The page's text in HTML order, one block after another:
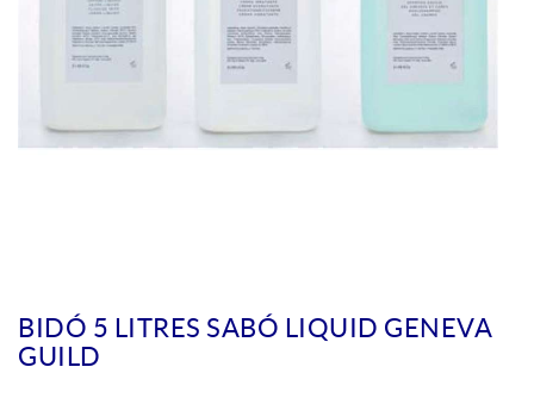
BIDÓ 5 LITRES SABÓ LIQUID GENEVA
GUILD